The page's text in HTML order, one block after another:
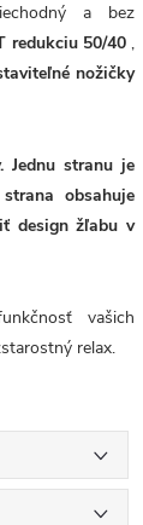
a bez
redukciu 50/40,
nožičky
Jednu stranu je
obsahuje
design žľabu v
vašich
relax.